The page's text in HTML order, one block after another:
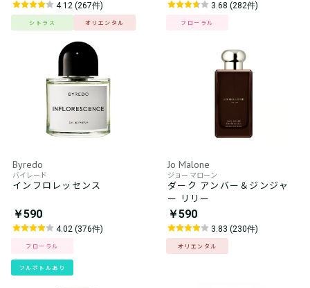
4.12 (267件)
シトラス オリエンタル
3.68 (282件)
フローラル
Byredo
バイレード
インフロレッセンス
￥590
4.02 (376件)
フローラル
フルボトルあり
Jo Malone
ジョー マローン
ダーク アンバー＆ジンジャ
ー リリー
￥590
3.83 (230件)
オリエンタル